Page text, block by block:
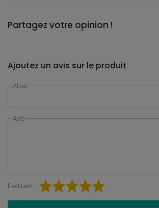
Partagez votre opinion !
Ajoutez un avis sur le produit
Alias
Avis
Évaluer: